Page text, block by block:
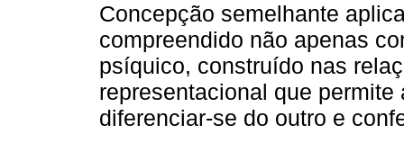
Concepção semelhante
compreendido não apenas
psíquico, construído nas
representacional que
diferenciar-se do outro e